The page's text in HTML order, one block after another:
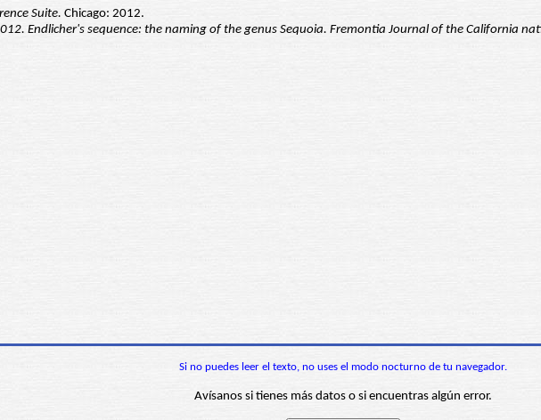
Suite. Chicago: 2012.
Endlicher's sequence: the naming of the genus Sequoia. Fremontia Journal of the California
Si no puedes leer el texto, no uses el modo nocturno de tu navegador.
Avísanos si tienes más datos o si encuentras algún error.